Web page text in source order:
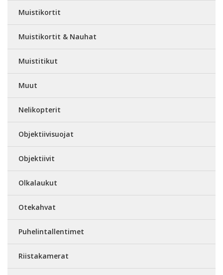
Muistikortit
Muistikortit & Nauhat
Muistitikut
Muut
Nelikopterit
Objektiivisuojat
Objektiivit
Olkalaukut
Otekahvat
Puhelintallentimet
Riistakamerat